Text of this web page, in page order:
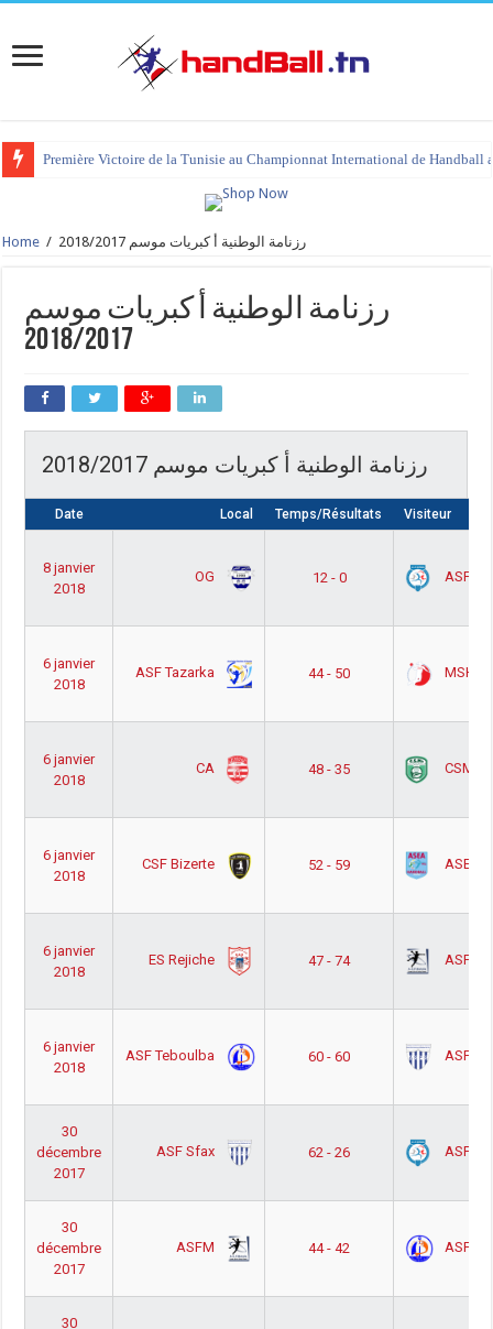
Première Victoire de la Tunisie au Championnat International de Handball
Home / رزنامة الوطنية أ كبريات موسم 2018/2017
رزنامة الوطنية أ كبريات موسم
2018/2017
رزنامة الوطنية أ كبريات موسم 2018/2017
Date Local Temps/Résultats Visiteur
8 janvier
2018
OG 12 - 0 ASF
6 janvier
2018
ASF Tazarka 44 - 50 MSHBF
6 janvier
2018
CA 48 - 35 CSMA
6 janvier
2018
CSF Bizerte 52 - 59 ASEA
6 janvier
2018
ES Rejiche 47 - 74 ASFM
6 janvier
2018
ASF Teboulba 60 - 60 ASF
30
décembre
2017
ASF Sfax 62 - 26 ASF
30
décembre
2017
ASFM 44 - 42 ASF
30